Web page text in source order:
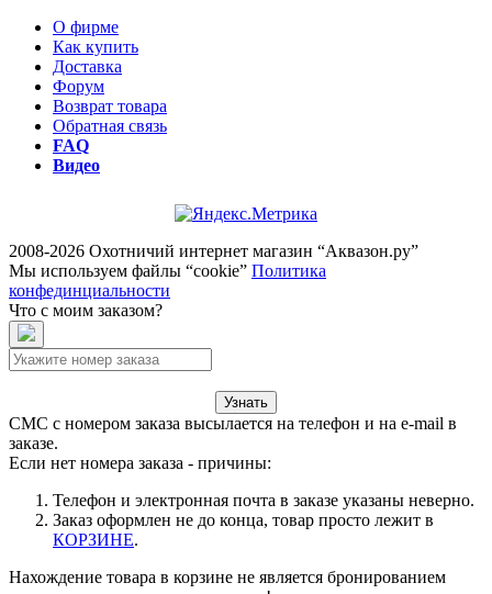
О фирме
Как купить
Доставка
Форум
Возврат товара
Обратная связь
FAQ
Видео
2008-2026 Охотничий интернет магазин “Аквазон.ру”
Мы используем файлы “cookie” Политика
конфединциальности
Что с моим заказом?
Узнать
СМС с номером заказа высылается на телефон и на e-mail в
заказе.
Если нет номера заказа - причины:
Телефон и электронная почта в заказе указаны неверно.
Заказ оформлен не до конца, товар просто лежит в
КОРЗИНЕ.
Нахождение товара в корзине не является бронированием